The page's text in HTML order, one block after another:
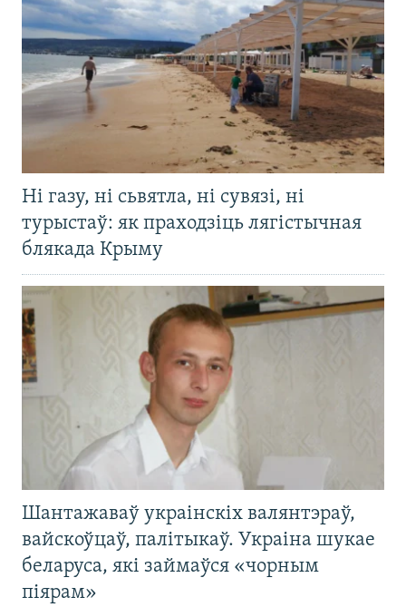
Ні газу, ні сьвятла, ні сувязі, ні
турыстаў: як праходзіць лягістычная
блякада Крыму
Шантажаваў украінскіх валянтэраў,
вайскоўцаў, палітыкаў. Украіна шукае
беларуса, які займаўся «чорным
піярам»